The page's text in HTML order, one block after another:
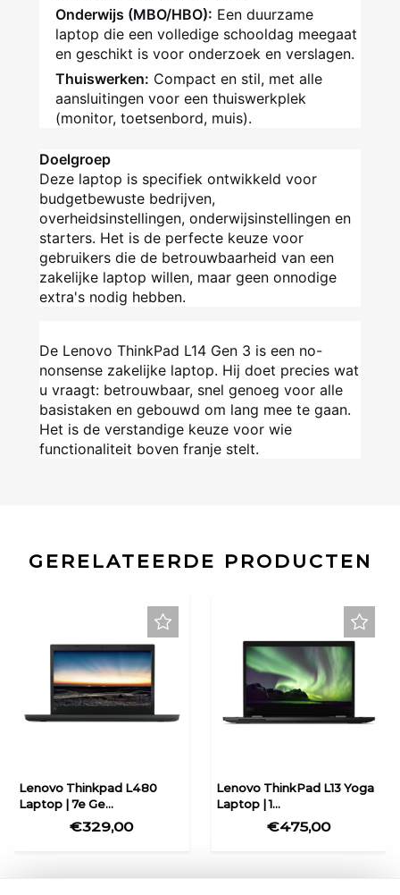
Onderwijs (MBO/HBO): Een duurzame
laptop die een volledige schooldag meegaat
en geschikt is voor onderzoek en verslagen.
Thuiswerken: Compact en stil, met alle
aansluitingen voor een thuiswerkplek
(monitor, toetsenbord, muis).
Doelgroep
Deze laptop is specifiek ontwikkeld voor
budgetbewuste bedrijven,
overheidsinstellingen, onderwijsinstellingen en
starters. Het is de perfecte keuze voor
gebruikers die de betrouwbaarheid van een
zakelijke laptop willen, maar geen onnodige
extra's nodig hebben.
De Lenovo ThinkPad L14 Gen 3 is een no-
nonsense zakelijke laptop. Hij doet precies wat
u vraagt: betrouwbaar, snel genoeg voor alle
basistaken en gebouwd om lang mee te gaan.
Het is de verstandige keuze voor wie
functionaliteit boven franje stelt.
GERELATEERDE PRODUCTEN
Lenovo Thinkpad L480
Laptop | 7e Ge...
€329,00
Lenovo ThinkPad L13 Yoga
Laptop | 1...
€475,00